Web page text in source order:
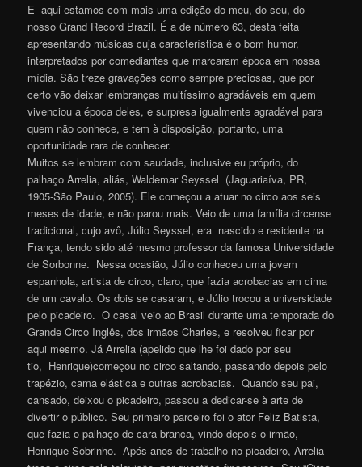
E aqui estamos com mais uma edição do meu, do seu, do
nosso Grand Record Brazil. É a de número 63, desta feita
apresentando músicas cuja característica é o bom humor,
interpretados por comediantes que marcaram época em nossa
mídia. São treze gravações como sempre preciosas, que por
certo vão deixar lembranças muitíssimo agradáveis em quem
vivenciou a época deles, e surpresa igualmente agradável para
quem não conhece, e tem à disposição, portanto, uma
oportunidade rara de conhecer.
Muitos se lembram com saudade, inclusive eu próprio, do
palhaço Arrelia, aliás, Waldemar Seyssel (Jaguariaíva, PR,
1905-São Paulo, 2005). Ele começou a atuar no circo aos seis
meses de idade, e não parou mais. Veio de uma família circense
tradicional, cujo avô, Júlio Seyssel, era nascido e residente na
França, tendo sido até mesmo professor da famosa Universidade
de Sorbonne. Nessa ocasião, Júlio conheceu uma jovem
espanhola, artista de circo, claro, que fazia acrobacias em cima
de um cavalo. Os dois se casaram, e Júlio trocou a universidade
pelo picadeiro. O casal veio ao Brasil durante uma temporada do
Grande Circo Inglês, dos irmãos Charles, e resolveu ficar por
aqui mesmo. Já Arrelia (apelido que lhe foi dado por seu
tio, Henrique)começou no circo saltando, passando depois pelo
trapézio, cama elástica e outras acrobacias. Quando seu pai,
cansado, deixou o picadeiro, passou a dedicar-se à arte de
divertir o público. Seu primeiro parceiro foi o ator Feliz Batista,
que fazia o palhaço de cara branca, vindo depois o irmão,
Henrique Sobrinho. Após anos de trabalho no picadeiro, Arrelia